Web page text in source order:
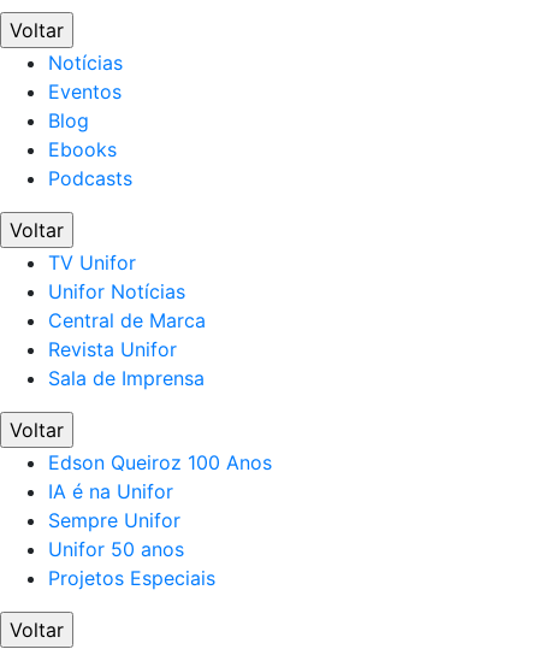
Voltar
Notícias
Eventos
Blog
Ebooks
Podcasts
Voltar
TV Unifor
Unifor Notícias
Central de Marca
Revista Unifor
Sala de Imprensa
Voltar
Edson Queiroz 100 Anos
IA é na Unifor
Sempre Unifor
Unifor 50 anos
Projetos Especiais
Voltar